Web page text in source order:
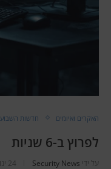
האקרים ואיומים חדשות השבוע
לפרוץ ב-6 שניות
על ידי Security News 24 ינואר 2026